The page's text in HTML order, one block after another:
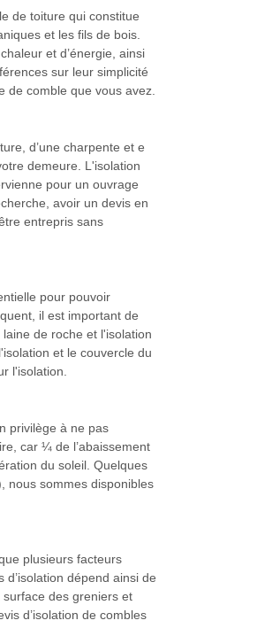
de toiture qui constitue
et les fils de bois.
et d’énergie, ainsi
sur leur simplicité
de comble que vous avez.
d’une charpente et e
demeure. L'isolation
pour un ouvrage
avoir un devis en
entrepris sans
pour pouvoir
il est important de
de roche et l'isolation
et le couvercle du
l'isolation.
privilège à ne pas
car ¼ de l’abaissement
du soleil. Quelques
nous sommes disponibles
plusieurs facteurs
d’isolation dépend ainsi de
surface des greniers et
d’isolation de combles